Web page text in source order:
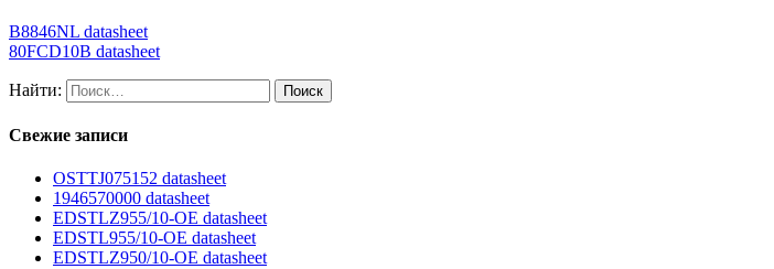
B8846NL datasheet
80FCD10B datasheet
Найти:
Свежие записи
OSTTJ075152 datasheet
1946570000 datasheet
EDSTLZ955/10-OE datasheet
EDSTL955/10-OE datasheet
EDSTLZ950/10-OE datasheet